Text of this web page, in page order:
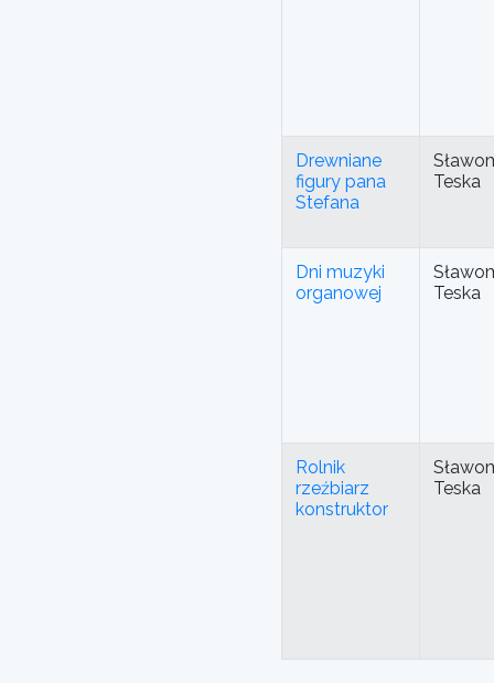
Drewniane
figury pana
Stefana
Teska
Dni muzyki
organowej
Teska
Rolnik
rzeźbiarz
konstruktor
Teska